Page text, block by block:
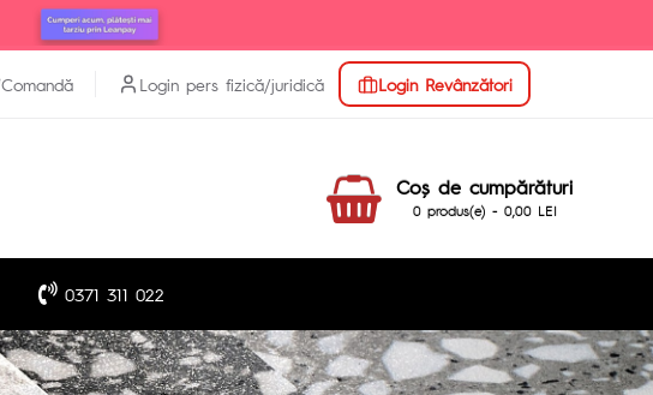
Login Revânzători
Login pers fizică/juridică
Comandă
Coş de cumpărături
0 produs(e) - 0,00 LEI
0371 311 022